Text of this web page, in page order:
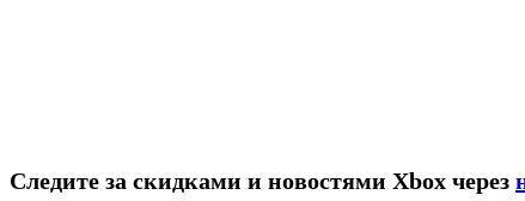
Следите за скидками и новостями Xbox через